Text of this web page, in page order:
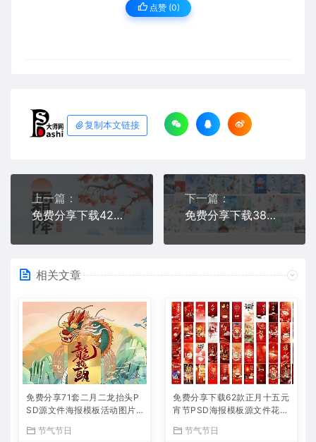
点赞 (0)
复制本文链接
上一篇：
免费分享下载42套PSD格式二十四节气海报模板霜降素材源文件24PS大师网图片平面设计中国传统节日资源整套高清朋友圈营销电商宣传
下一篇：
免费分享下载38套PSD格式二十四节气海报模板大雪素材源文件24PS大师网图片平面设计中国传统节日资源公司高清朋友圈营销电商宣传
相关文章
免费分享71套二月二龙抬头P
SD源文件海报模板活动图片
广告PS大师网高清合集中国
节气节日
免费分享下载62款正月十五元
宵节PSD海报模板源文件花灯
春节氛围喜庆背景设计素材公
节气节日